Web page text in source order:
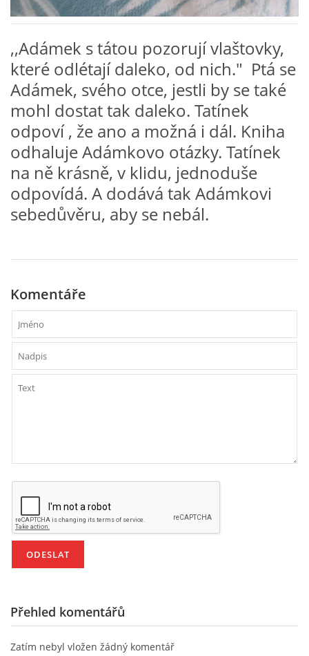
VZDĚLÁVACÍ BLOK BŘEZEN
VZDĚLÁVACÍ BLOK DUBEN
VÝTVARNÉ TECHNIKY
VÝTVARNÉ POMŮCKY
VÝTVARNÉ AKTIVITY - JARO
VÝTVARNÉ AKTIVITY - LÉTO
VÝTVARNÉ AKTIVITY - PODZIM
VÝTVARNÉ AKTIVITY - ZIMA
CHARAKTERISTIKA ROČNÍCH OBDOBÍ
HÁDANKY K TÉMATU JARO, LÉTO, PODZIM,ZIMA
POHYBOVÉ AKTIVITY NA TÉMA JARO
PÍSNĚ K TÉMATU LÉTO
,,Adámek s tátou pozorují vlaštovky,
které odlétají daleko, od nich." Ptá se
Adámek, svého otce, jestli by se také
mohl dostat tak daleko. Tatínek
odpoví , že ano a možná i dál. Kniha
odhaluje Adámkovo otázky. Tatínek
na ně krásně, v klidu, jednoduše
odpovídá. A dodává tak Adámkovi
sebedůvěru, aby se nebál.
Komentáře
Přehled komentářů
Zatím nebyl vložen žádný komentář